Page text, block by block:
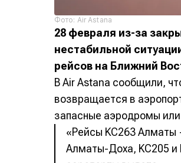
Фото: Air Astana
28 февраля из-за
нестабильной
рейсов на Ближний
В Air Astana сообщили,
возвращается в
запасные аэродромы или
«Рейсы KC263
Алматы-Доха, KC205